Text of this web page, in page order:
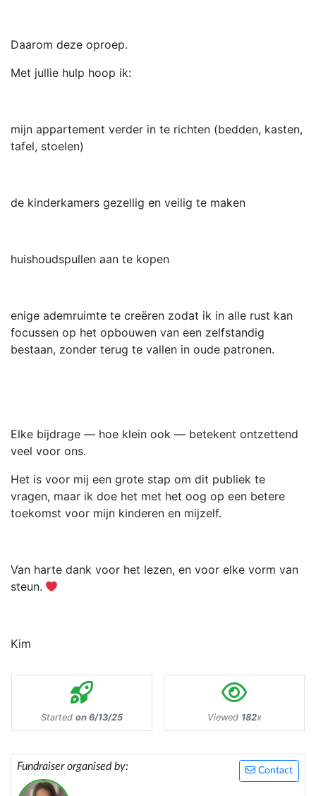
Daarom deze oproep.
Met jullie hulp hoop ik:
mijn appartement verder in te richten (bedden, kasten,
tafel, stoelen)
de kinderkamers gezellig en veilig te maken
huishoudspullen aan te kopen
enige ademruimte te creëren zodat ik in alle rust kan
focussen op het opbouwen van een zelfstandig
bestaan, zonder terug te vallen in oude patronen.
Elke bijdrage — hoe klein ook — betekent ontzettend
veel voor ons.
Het is voor mij een grote stap om dit publiek te
vragen, maar ik doe het met het oog op een betere
toekomst voor mijn kinderen en mijzelf.
Van harte dank voor het lezen, en voor elke vorm van
steun.
Kim
Started on 6/13/25 Viewed 182x
Contact
Fundraiser organised by: